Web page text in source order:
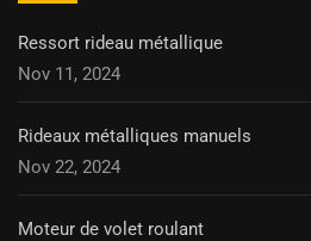
Ressort rideau métallique
Nov 11, 2024
Rideaux métalliques manuels
Nov 22, 2024
Moteur de volet roulant